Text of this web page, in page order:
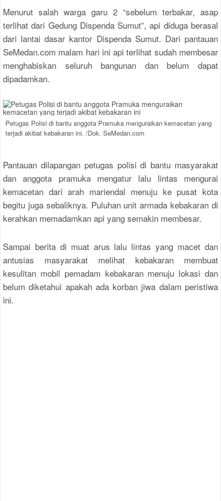
Menurut salah warga garu 2 “sebelum terbakar, asap
terlihat dari Gedung Dispenda Sumut”, api diduga berasal
dari lantai dasar kantor Dispenda Sumut. Dari pantauan
SeMedan.com malam hari ini api terlihat sudah membesar
menghabiskan seluruh bangunan dan belum dapat
dipadamkan.
Petugas Polisi di bantu anggota Pramuka menguraikan kemacetan yang
terjadi akibat kebakaran ini. /Dok. SeMedan.com
Pantauan dilapangan petugas polisi di bantu masyarakat
dan anggota pramuka mengatur lalu lintas mengurai
kemacetan dari arah mariendal menuju ke pusat kota
begitu juga sebaliknya. Puluhan unit armada kebakaran di
kerahkan memadamkan api yang semakin membesar.
Sampai berita di muat arus lalu lintas yang macet dan
antusias masyarakat melihat kebakaran membuat
kesulitan mobil pemadam kebakaran menuju lokasi dan
belum diketahui apakah ada korban jiwa dalam peristiwa
ini.